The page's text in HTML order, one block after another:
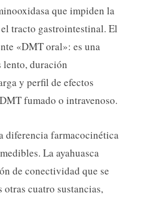
que impiden la
tracto gastrointestinal. El
«DMT oral»: es una
lento, duración
y perfil de efectos
fumado o intravenoso.
diferencia farmacocinética
La ayahuasca
de conectividad que se
otras cuatro sustancias,